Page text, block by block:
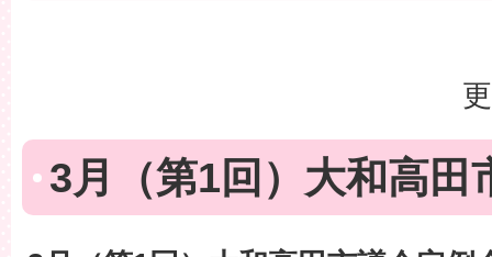
3月（第1回）大和高田